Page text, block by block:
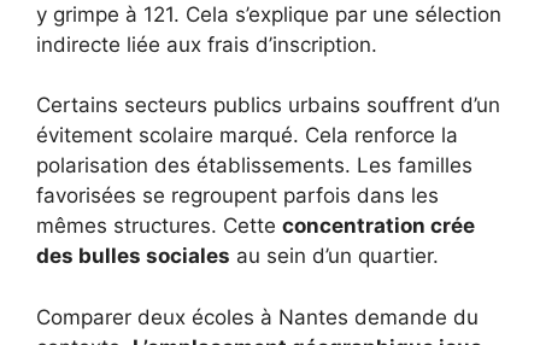
y grimpe à 121. Cela s’explique par une sélection
indirecte liée aux frais d’inscription.
Certains secteurs publics urbains souffrent d’un
évitement scolaire marqué. Cela renforce la
polarisation des établissements. Les familles
favorisées se regroupent parfois dans les
mêmes structures. Cette concentration crée
des bulles sociales au sein d’un quartier.
Comparer deux écoles à Nantes demande du